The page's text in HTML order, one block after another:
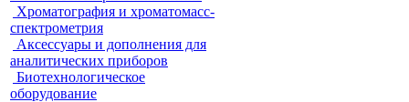
Хроматография и хроматомасс-
спектрометрия
Аксессуары и дополнения для
аналитических приборов
Биотехнологическое
оборудование